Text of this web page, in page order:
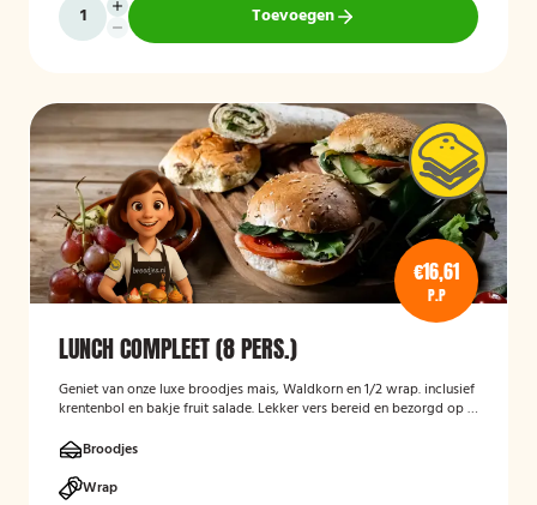
Toevoegen
€16,61
P.P
LUNCH COMPLEET (8 PERS.)
Geniet van onze luxe broodjes mais, Waldkorn en 1/2 wrap. inclusief
krentenbol en bakje fruit salade. Lekker vers bereid en bezorgd op je
Broodjes
Wrap